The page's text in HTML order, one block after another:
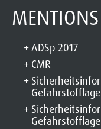
ADSp 2017
CMR